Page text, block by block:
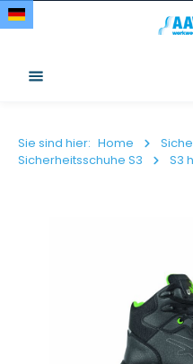
Zum Hauptinhalt springen
Sie sind hier: Home
Sicherheitsschuhe S3
S3